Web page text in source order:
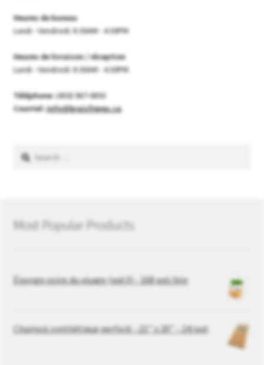
Heures de bureau
Lundi - Vendredi: 8:30AM - 4:30PM
Heures de livraison / réception
Lundi - Vendredi: 8:30AM - 4:30PM
Téléphone:(450) 967-0893
Courriel:info@braisfreres.ca
Search
for:
Most Popular Products
Éponge soins du visage (pqt3) - 168 pqt/bte
Chamois synthétique perforé - 21’’ x 20’’ - 24/pqt